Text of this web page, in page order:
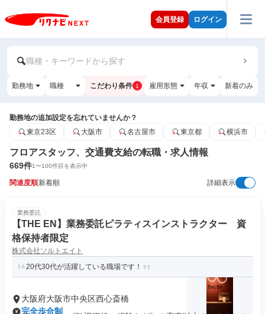
会員登録 ログイン
職種・キーワードから探す
勤務地 職種 こだわり条件 1 雇用形態 年収 新着のみ
勤務地の追加設定を忘れていませんか？
東京23区
大阪市 名古屋市 東京都 横浜市
フロアスタッフ、交通費支給の転職・求人情報
669件1〜100件目を表示中
関連度順新着順 詳細表示
業務委託
【THE EN】業務委託ピラティスインストラクター 資
格保持者限定
株式会社ソルトエイト
20代30代が活躍している職場です！
大阪府大阪市中央区西心斎橋
完全歩合制